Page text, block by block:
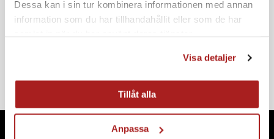
Dessa kan i sin tur kombinera informationen med annan
information som du har tillhandahållit eller som de har
Visa detaljer
Tillåt alla
Anpassa
2095 SEK